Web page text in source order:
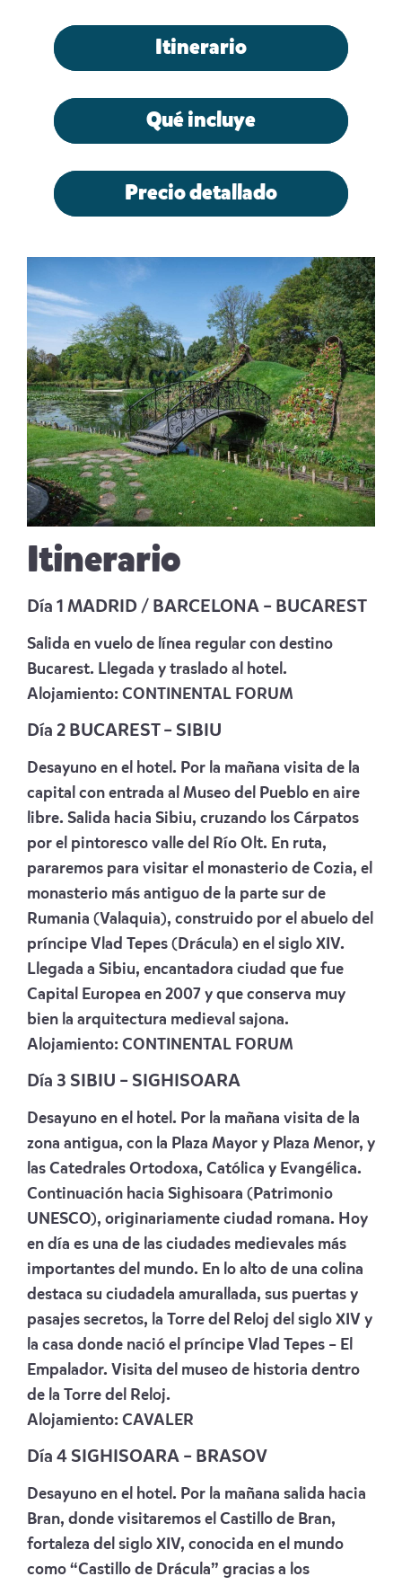
Itinerario
Qué incluye
Precio detallado
Itinerario
Día 1 MADRID / BARCELONA – BUCAREST
Salida en vuelo de línea regular con destino
Bucarest. Llegada y traslado al hotel.
Alojamiento: CONTINENTAL FORUM
Día 2 BUCAREST – SIBIU
Desayuno en el hotel. Por la mañana visita de la
capital con entrada al Museo del Pueblo en aire
libre. Salida hacia Sibiu, cruzando los Cárpatos
por el pintoresco valle del Río Olt. En ruta,
pararemos para visitar el monasterio de Cozia, el
monasterio más antiguo de la parte sur de
Rumania (Valaquia), construido por el abuelo del
príncipe Vlad Tepes (Drácula) en el siglo XIV.
Llegada a Sibiu, encantadora ciudad que fue
Capital Europea en 2007 y que conserva muy
bien la arquitectura medieval sajona.
Alojamiento: CONTINENTAL FORUM
Día 3 SIBIU – SIGHISOARA
Desayuno en el hotel. Por la mañana visita de la
zona antigua, con la Plaza Mayor y Plaza Menor, y
las Catedrales Ortodoxa, Católica y Evangélica.
Continuación hacia Sighisoara (Patrimonio
UNESCO), originariamente ciudad romana. Hoy
en día es una de las ciudades medievales más
importantes del mundo. En lo alto de una colina
destaca su ciudadela amurallada, sus puertas y
pasajes secretos, la Torre del Reloj del siglo XIV y
la casa donde nació el príncipe Vlad Tepes – El
Empalador. Visita del museo de historia dentro
de la Torre del Reloj.
Alojamiento: CAVALER
Día 4 SIGHISOARA – BRASOV
Desayuno en el hotel. Por la mañana salida hacia
Bran, donde visitaremos el Castillo de Bran,
fortaleza del siglo XIV, conocida en el mundo
como “Castillo de Drácula” gracias a los